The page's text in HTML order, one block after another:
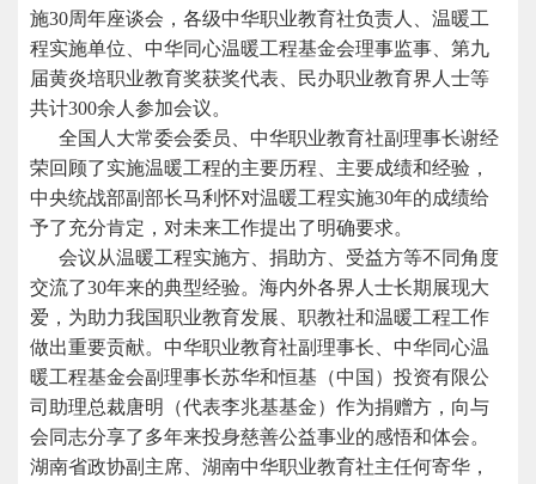
施30周年座谈会，各级中华职业教育社负责人、温暖工
程实施单位、中华同心温暖工程基金会理事监事、第九
届黄炎培职业教育奖获奖代表、民办职业教育界人士等
共计300余人参加会议。
全国人大常委会委员、中华职业教育社副理事长谢经
荣回顾了实施温暖工程的主要历程、主要成绩和经验，
中央统战部副部长马利怀对温暖工程实施30年的成绩给
予了充分肯定，对未来工作提出了明确要求。
会议从温暖工程实施方、捐助方、受益方等不同角度
交流了30年来的典型经验。海内外各界人士长期展现大
爱，为助力我国职业教育发展、职教社和温暖工程工作
做出重要贡献。中华职业教育社副理事长、中华同心温
暖工程基金会副理事长苏华和恒基（中国）投资有限公
司助理总裁唐明（代表李兆基基金）作为捐赠方，向与
会同志分享了多年来投身慈善公益事业的感悟和体会。
湖南省政协副主席、湖南中华职业教育社主任何寄华，